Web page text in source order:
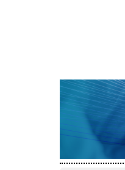
CAPA SOBRE
NOTÍCIAS
Pesquisa >
Perfil